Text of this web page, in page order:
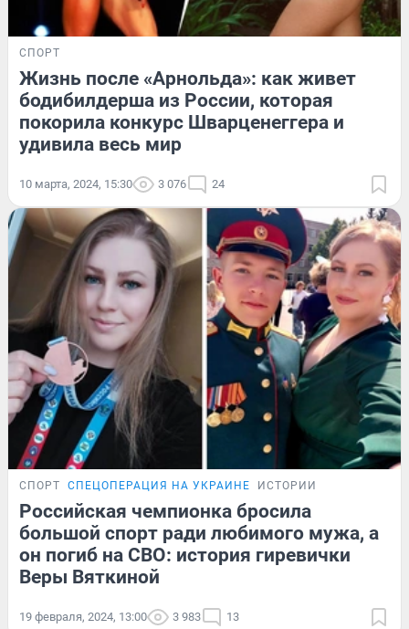
СПОРТ
Жизнь после «Арнольда»: как живет
бодибилдерша из России, которая
покорила конкурс Шварценеггера и
удивила весь мир
10 марта, 2024, 15:30 3 076 24
СПОРТ СПЕЦОПЕРАЦИЯ НА УКРАИНЕ ИСТОРИИ
Российская чемпионка бросила
большой спорт ради любимого мужа, а
он погиб на СВО: история гиревички
Веры Вяткиной
19 февраля, 2024, 13:00 3 983 13